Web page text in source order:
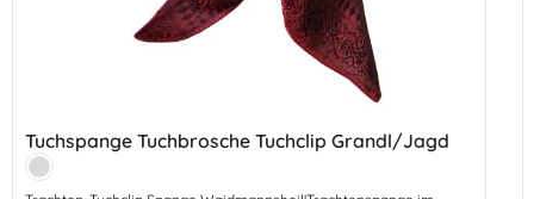
Tuchspange Tuchbrosche Tuchclip Grandl/Jagd
Farbe:
Silber